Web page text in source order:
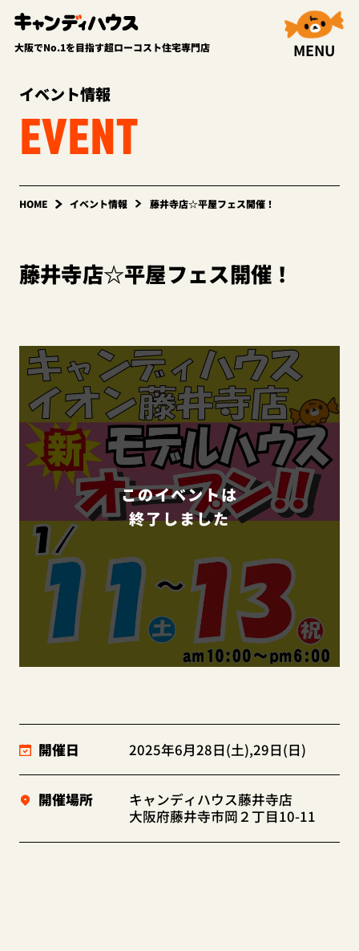
大阪でNo.1を目指す超ローコスト住宅専門店 MENU
イベント情報
EVENT
HOME イベント情報 藤井寺店☆平屋フェス開催！
藤井寺店☆平屋フェス開催！
このイベントは
終了しました
開催日 2025年6月28日(土),29日(日)
開催場所
キャンディハウス藤井寺店
大阪府藤井寺市岡２丁目10-11